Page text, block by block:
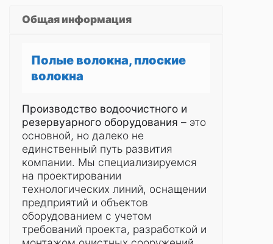
Общая информация
Полые волокна, плоские
волокна
Производство водоочистного и
резервуарного оборудования – это
основной, но далеко не
единственный путь развития
компании. Мы специализируемся
на проектировании
технологических линий, оснащении
предприятий и объектов
оборудованием с учетом
требований проекта, разработкой и